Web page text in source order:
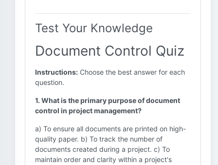
Test Your Knowledge
Document Control Quiz
Instructions: Choose the best answer for each
question.
1. What is the primary purpose of document
control in project management?
a) To ensure all documents are printed on high-
quality paper. b) To track the number of
documents created during a project. c) To
maintain order and clarity within a project's